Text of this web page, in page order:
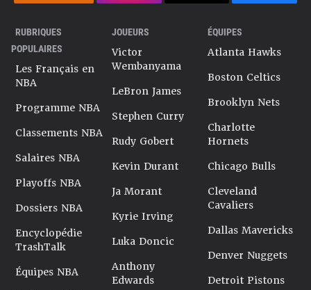
RUBRIQUES
POPULAIRES
Les Français en
NBA
Programme NBA
Classements NBA
Salaires NBA
Playoffs NBA
Dossiers NBA
Encyclopédie
TrashTalk
Équipes NBA
JOUEURS
Victor
Wembanyama
LeBron James
Stephen Curry
Rudy Gobert
Kevin Durant
Ja Morant
Kyrie Irving
Luka Doncic
Anthony
Edwards
ÉQUIPES
Atlanta Hawks
Boston Celtics
Brooklyn Nets
Charlotte
Hornets
Chicago Bulls
Cleveland
Cavaliers
Dallas Mavericks
Denver Nuggets
Detroit Pistons